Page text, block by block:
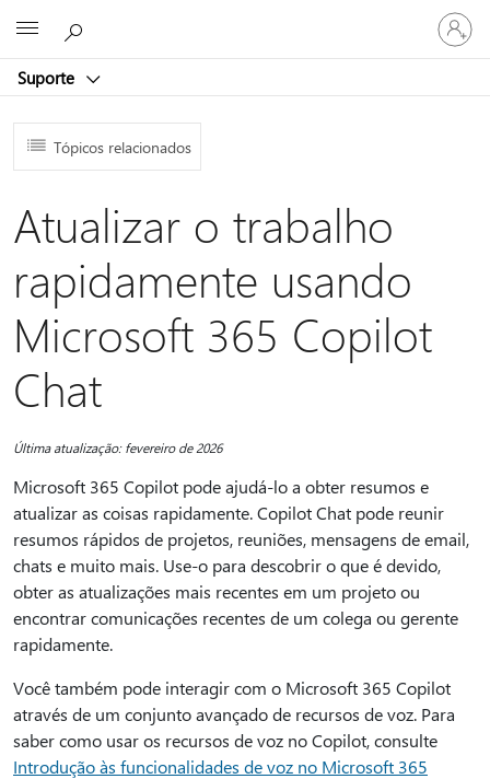
Suporte
Entre
em
sua
Tópicos relacionados
Atualizar o trabalho
rapidamente usando
Microsoft 365 Copilot
Chat
Última atualização: fevereiro de 2026
Microsoft 365 Copilot pode ajudá-lo a obter resumos e
atualizar as coisas rapidamente. Copilot Chat pode reunir
resumos rápidos de projetos, reuniões, mensagens de email,
chats e muito mais. Use-o para descobrir o que é devido,
obter as atualizações mais recentes em um projeto ou
encontrar comunicações recentes de um colega ou gerente
rapidamente.
Você também pode interagir com o Microsoft 365 Copilot
através de um conjunto avançado de recursos de voz. Para
saber como usar os recursos de voz no Copilot, consulte
Introdução às funcionalidades de voz no Microsoft 365